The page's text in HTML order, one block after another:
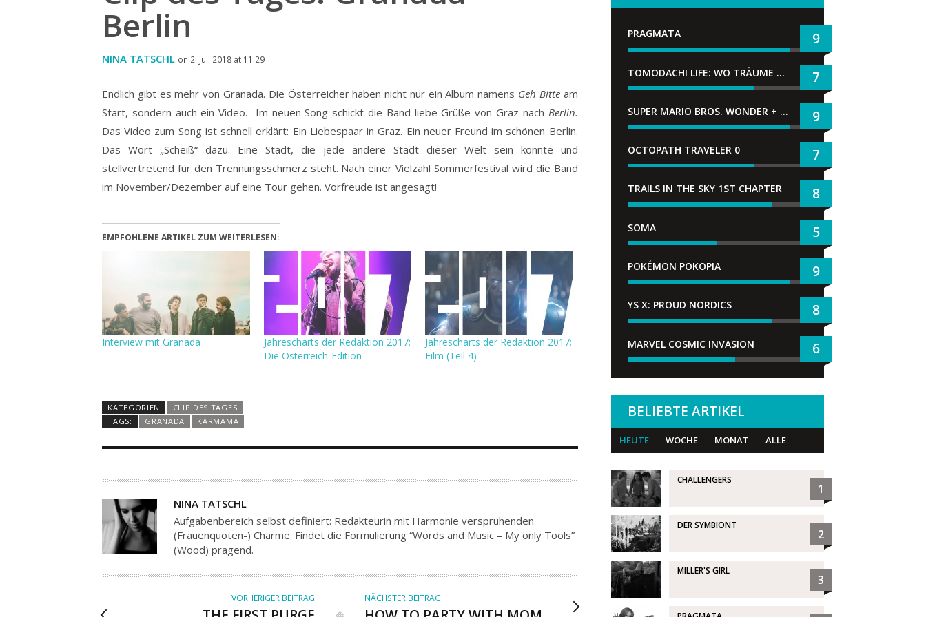
Berlin
NINA TATSCHL on 2. Juli 2018 at 11:29
Endlich gibt es mehr von Granada. Die Österreicher haben nicht nur ein Album namens Geh Bitteam
Start, sondern auch ein Video.
Im neuen Song schickt die Band liebe Grüße von Graz nach Berlin.
Das Video zum Song ist schnell erklärt: Ein Liebespaar in Graz. Ein neuer Freund im schönen Berlin.
Das Wort „Scheiß“ dazu. Eine Stadt, die jede andere Stadt dieser Welt sein könnte und
stellvertretend für den Trennungsschmerz steht. Nach einer Vielzahl Sommerfestival wird die Band
im November/Dezember auf eine Tour gehen. Vorfreude ist angesagt!
EMPFOHLENE ARTIKEL ZUM WEITERLESEN:
Interview mit Granada
Jahrescharts der Redaktion 2017:
Die Österreich-Edition
Jahrescharts der Redaktion 2017:
Film (Teil 4)
KATEGORIEN
CLIP DES TAGES
TAGS:
GRANADA KARMAMA
A
U
T
O
NINA TATSCHL
Aufgabenbereich selbst definiert: Redakteurin mit Harmonie versprühenden
(Frauenquoten-) Charme. Findet die Formulierung “Words and Music – My only Tools”
(Wood) prägend.
VORHERIGER BEITRAG NÄCHSTER BEITRAG
PRAGMATA 9
TOMODACHI LIFE: WO TRÄUME WAHR WERDEN 7
SUPER MARIO BROS. WONDER + GEMEINSAM IM BELLABEL-PARK 9
OCTOPATH TRAVELER 0 7
TRAILS IN THE SKY 1ST CHAPTER 8
SOMA 5
POKÉMON POKOPIA 9
YS X: PROUD NORDICS 8
MARVEL COSMIC INVASION 6
BELIEBTE ARTIKEL
HEUTE WOCHE MONAT ALLE
CHALLENGERS
1
DER SYMBIONT
2
MILLER'S GIRL
3